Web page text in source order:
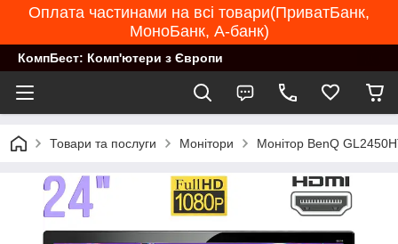
Оплата частинами на всі товари(ПриватБанк,
МоноБанк, А-банк)
КомпБест: Комп'ютери з Європи
Товари та послуги Монітори Монітор BenQ